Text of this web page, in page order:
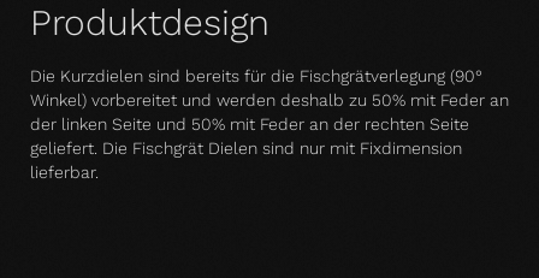
Produktdesign
Die Kurzdielen sind bereits für die Fischgrätverlegung (90°
Winkel) vorbereitet und werden deshalb zu 50% mit Feder an
der linken Seite und 50% mit Feder an der rechten Seite
geliefert. Die Fischgrät Dielen sind nur mit Fixdimension
lieferbar.